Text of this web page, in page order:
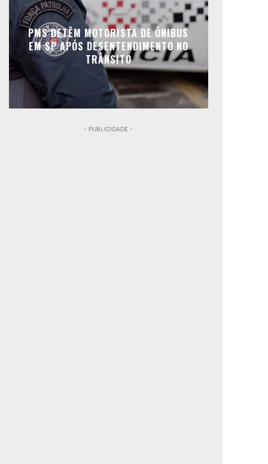
PMS DETÊM MOTORISTA DE ÔNIBUS
EM SP APÓS DESENTENDIMENTO NO
TRÂNSITO
- PUBLICIDADE -